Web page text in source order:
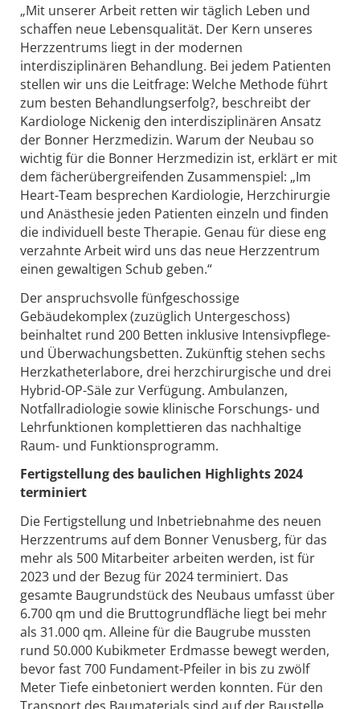
„Mit unserer Arbeit retten wir täglich Leben und
schaffen neue Lebensqualität. Der Kern unseres
Herzzentrums liegt in der modernen
interdisziplinären Behandlung. Bei jedem Patienten
stellen wir uns die Leitfrage: Welche Methode führt
zum besten Behandlungserfolg?, beschreibt der
Kardiologe Nickenig den interdisziplinären Ansatz
der Bonner Herzmedizin. Warum der Neubau so
wichtig für die Bonner Herzmedizin ist, erklärt er mit
dem fächerübergreifenden Zusammenspiel: „Im
Heart-Team besprechen Kardiologie, Herzchirurgie
und Anästhesie jeden Patienten einzeln und finden
die individuell beste Therapie. Genau für diese eng
verzahnte Arbeit wird uns das neue Herzzentrum
einen gewaltigen Schub geben.“
Der anspruchsvolle fünfgeschossige
Gebäudekomplex (zuzüglich Untergeschoss)
beinhaltet rund 200 Betten inklusive Intensivpflege-
und Überwachungsbetten. Zukünftig stehen sechs
Herzkatheterlabore, drei herzchirurgische und drei
Hybrid-OP-Säle zur Verfügung. Ambulanzen,
Notfallradiologie sowie klinische Forschungs- und
Lehrfunktionen komplettieren das nachhaltige
Raum- und Funktionsprogramm.
Fertigstellung des baulichen Highlights 2024
terminiert
Die Fertigstellung und Inbetriebnahme des neuen
Herzzentrums auf dem Bonner Venusberg, für das
mehr als 500 Mitarbeiter arbeiten werden, ist für
2023 und der Bezug für 2024 terminiert. Das
gesamte Baugrundstück des Neubaus umfasst über
6.700 qm und die Bruttogrundfläche liegt bei mehr
als 31.000 qm. Alleine für die Baugrube mussten
rund 50.000 Kubikmeter Erdmasse bewegt werden,
bevor fast 700 Fundament-Pfeiler in bis zu zwölf
Meter Tiefe einbetoniert werden konnten. Für den